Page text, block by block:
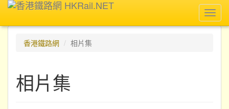
香港鐵路網
相片集
相片集